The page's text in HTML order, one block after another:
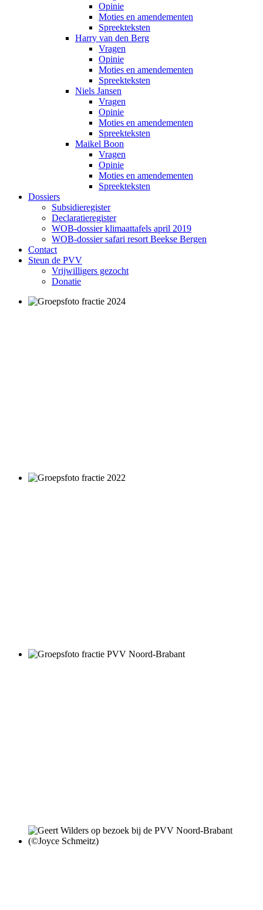
Opinie
Moties en amendementen
Spreekteksten
Harry van den Berg
Vragen
Opinie
Moties en amendementen
Spreekteksten
Niels Jansen
Vragen
Opinie
Moties en amendementen
Spreekteksten
Maikel Boon
Vragen
Opinie
Moties en amendementen
Spreekteksten
Dossiers
Subsidieregister
Declaratieregister
WOB-dossier klimaattafels april 2019
WOB-dossier safari resort Beekse Bergen
Contact
Steun de PVV
Vrijwilligers gezocht
Donatie